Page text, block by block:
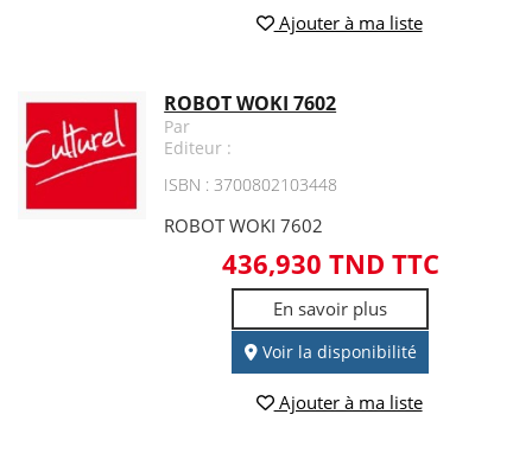
Ajouter à ma liste
ROBOT WOKI 7602
Par
Editeur :
ISBN : 3700802103448
ROBOT WOKI 7602
436,930 TND TTC
En savoir plus
Voir la disponibilité
Ajouter à ma liste